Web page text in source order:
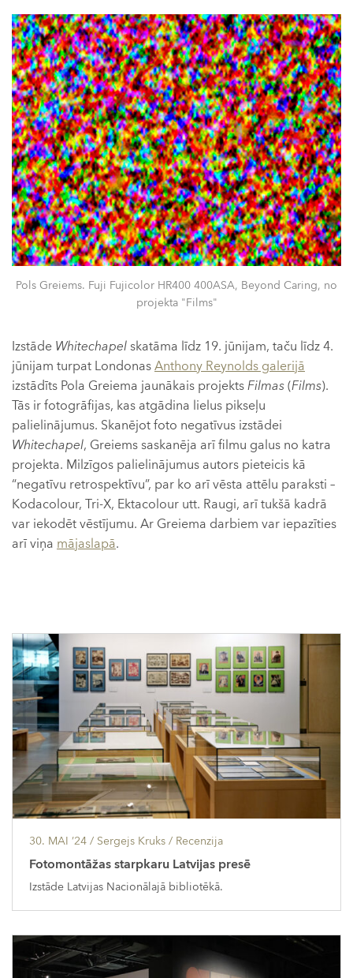
Pols Greiems. Fuji Fujicolor HR400 400ASA, Beyond Caring, no
projekta "Films"
Izstāde Whitechapelskatāma līdz 19. jūnijam, taču līdz 4.
jūnijam turpat LondonasAnthony Reynolds galerijā
izstādīts Pola Greiema jaunākais projektsFilmas(Films).
Tās ir fotogrāfijas, kas atgādina lielus pikseļu
palielinājumus. Skanējot foto negatīvus izstādei
Whitechapel, Greiems saskanēja arī filmu galus no katra
projekta. Milzīgos palielinājumus autors pieteicis kā
“negatīvu retrospektīvu”, par ko arī vēsta attēlu paraksti –
Kodacolour, Tri-X, Ektacolour utt. Raugi, arī tukšā kadrā
var iekodēt vēstījumu. Ar Greiema darbiem var iepazīties
arī viņa mājaslapā.
30. MAI ’24 / Sergejs Kruks / Recenzija
Fotomontāžas starpkaru Latvijas presē
Izstāde Latvijas Nacionālajā bibliotēkā.